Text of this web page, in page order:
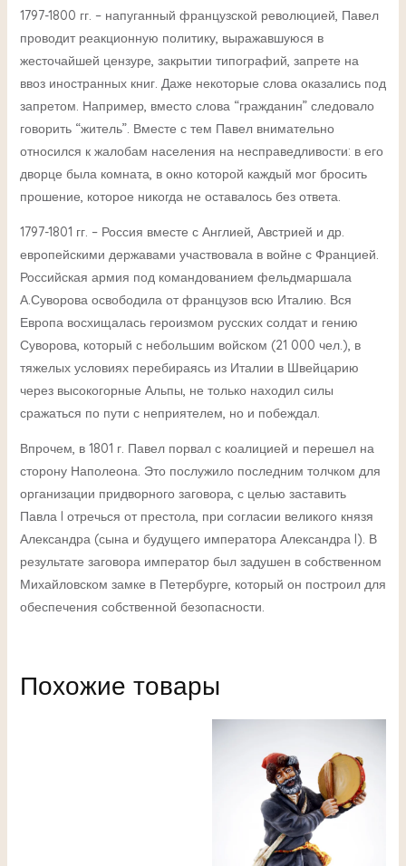
1797-1800 гг. – напуганный французской революцией, Павел
проводит реакционную политику, выражавшуюся в
жесточайшей цензуре, закрытии типографий, запрете на
ввоз иностранных книг. Даже некоторые слова оказались под
запретом. Например, вместо слова “гражданин” следовало
говорить “житель”. Вместе с тем Павел внимательно
относился к жалобам населения на несправедливости: в его
дворце была комната, в окно которой каждый мог бросить
прошение, которое никогда не оставалось без ответа.
1797-1801 гг. – Россия вместе с Англией, Австрией и др.
европейскими державами участвовала в войне с Францией.
Российская армия под командованием фельдмаршала
А.Суворова освободила от французов всю Италию. Вся
Европа восхищалась героизмом русских солдат и гению
Суворова, который с небольшим войском (21 000 чел.), в
тяжелых условиях перебираясь из Италии в Швейцарию
через высокогорные Альпы, не только находил силы
сражаться по пути с неприятелем, но и побеждал.
Впрочем, в 1801 г. Павел порвал с коалицией и перешел на
сторону Наполеона. Это послужило последним толчком для
организации придворного заговора, с целью заставить
Павла I отречься от престола, при согласии великого князя
Александра (сына и будущего императора Александра I). В
результате заговора император был задушен в собственном
Михайловском замке в Петербурге, который он построил для
обеспечения собственной безопасности.
Похожие товары